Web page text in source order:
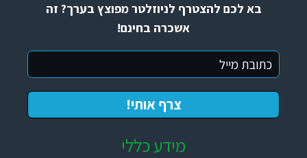
בא לכם להצטרף לניוזלטר מפוצץ בערך? זה
אשכרה בחינם!
מידע כללי